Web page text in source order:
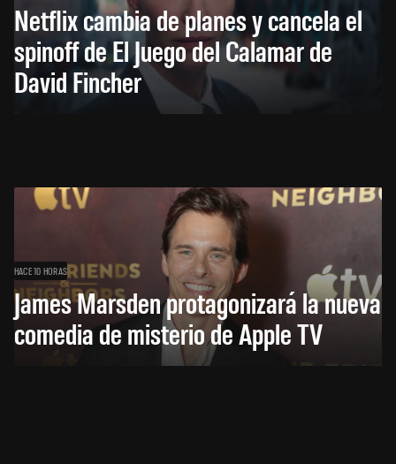
Netflix cambia de planes y cancela el
spinoff de El Juego del Calamar de
David Fincher
HACE 10 HORAS
James Marsden protagonizará la nueva
comedia de misterio de Apple TV